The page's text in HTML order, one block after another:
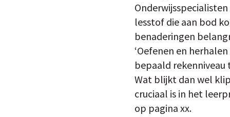
lesstof die aan bod
benaderingen
‘Oefenen en
bepaald rekenniveau
Wat blijkt dan wel
cruciaal is in het
op pagina xx.